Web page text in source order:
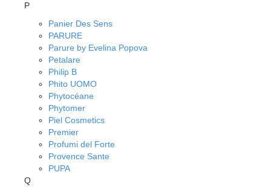
P
Panier Des Sens
PARURE
Parure by Evelina Popova
Petalare
Philip B
Phito UOMO
Phytocéane
Phytomer
Piel Cosmetics
Premier
Profumi del Forte
Provence Sante
PUPA
Q